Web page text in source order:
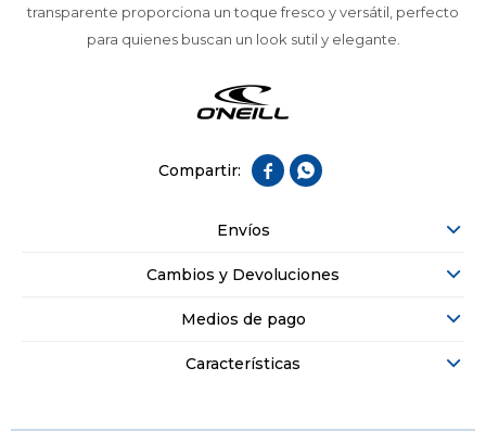
transparente proporciona un toque fresco y versátil, perfecto
para quienes buscan un look sutil y elegante.
 
Envíos
Cambios y Devoluciones
Medios de pago
Características